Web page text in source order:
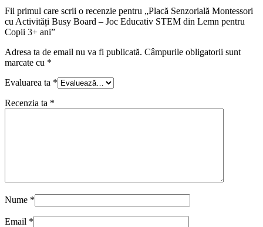
Fii primul care scrii o recenzie pentru „Placă Senzorială Montessori
cu Activități Busy Board – Joc Educativ STEM din Lemn pentru
Copii 3+ ani”
Adresa ta de email nu va fi publicată. Câmpurile obligatorii sunt
marcate cu *
Evaluarea ta *
Recenzia ta *
Nume *
Email *